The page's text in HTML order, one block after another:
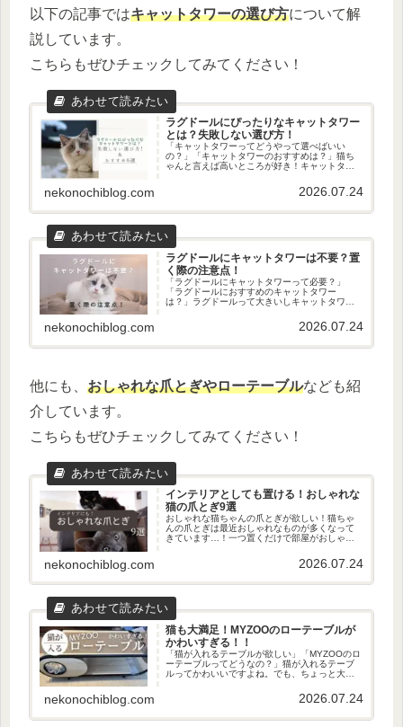
以下の記事ではキャットタワーの選び方について解
説しています。
こちらもぜひチェックしてみてください！
ラグドールにぴったりなキャットタワー
とは？失敗しない選び方！
「キャットタワーってどうやって選べばいい
の？」「キャットタワーのおすすめは？」猫ち
ゃんと言えば高いところが好き！キャットタワ
を買えばいいか迷いますよね…ただ、コツさえ
押さえれば、猫ちゃんにピッタリの...
nekonochiblog.com 2026.07.24
ラグドールにキャットタワーは不要？置
く際の注意点！
「ラグドールにキャットタワーって必要？」
「ラグドールにおすすめのキャットタワー
は？」ラグドールって大きいしキャットタワー
キャットタワー事情を紹介します。結論から言
うと…キャットタワーはあった方がいい...
nekonochiblog.com 2026.07.24
他にも、 おしゃれな爪とぎやローテーブルなども紹
介しています。
こちらもぜひチェックしてみてください！
インテリアとしても置ける！おしゃれな
猫の爪とぎ9選
おしゃれな猫ちゃんの爪とぎが欲しい！猫ちゃ
んの爪とぎは最近おしゃれなものが多くなって
きています…！一つ置くだけで部屋がおしゃれ
リアとしても活躍しそうなおしゃれな爪とぎを
探してきたのでご紹介します。猫...
nekonochiblog.com 2026.07.24
猫も大満足！MYZOOのローテーブルが
かわいすぎる！！
「猫が入れるテーブルが欲しい」「MYZOOのロ
ーテーブルってどうなの？」猫が入れるテーブ
ルってかわいいですよね。でも、ちょっと大き
からね大きいのはちょっと部屋を圧迫しちゃい
nekonochiblog.com 2026.07.24